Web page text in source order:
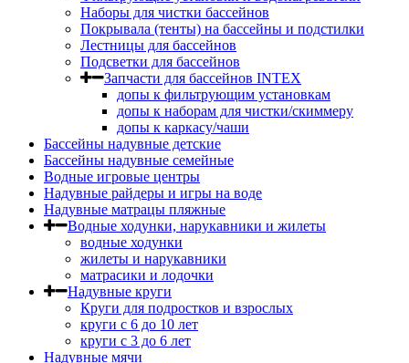
Наборы для чистки бассейнов
Покрывала (тенты) на бассейны и подстилки
Лестницы для бассейнов
Подсветки для бассейнов
Запчасти для бассейнов INTEX
допы к фильтрующим установкам
допы к наборам для чистки/скиммеру
допы к каркасу/чаши
Бассейны надувные детские
Бассейны надувные семейные
Водные игровые центры
Надувные райдеры и игры на воде
Надувные матрацы пляжные
Водные ходунки, нарукавники и жилеты
водные ходунки
жилеты и нарукавники
матрасики и лодочки
Надувные круги
Круги для подростков и взрослых
круги с 6 до 10 лет
круги c 3 до 6 лет
Надувные мячи